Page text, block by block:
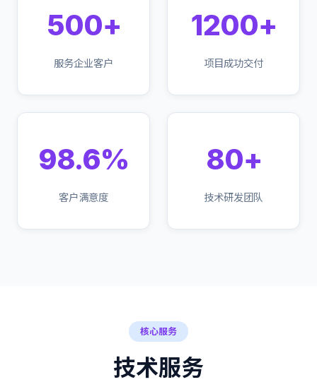
500+
服务企业客户
1200+
项目成功交付
98.6%
客户满意度
80+
技术研发团队
核心服务
技术服务